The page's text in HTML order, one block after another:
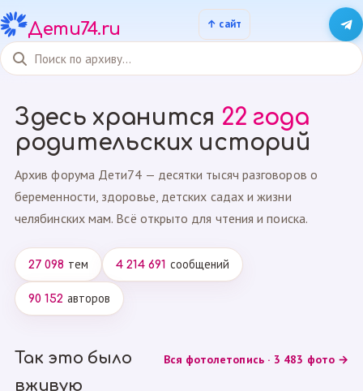
Дети74.ru
Здесь хранится 22 года
родительских историй
Архив форума Дети74 — десятки тысяч разговоров о
беременности, здоровье, детских садах и жизни
челябинских мам. Всё открыто для чтения и поиска.
27 098 тем 4 214 691 сообщений
90 152 авторов
Так это было
вживую
Вся фотолетопись · 3 483 фото →